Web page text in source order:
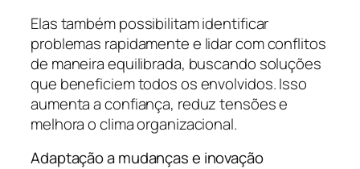
Elas também possibilitam identificar
problemas rapidamente e lidar com conflitos
de maneira equilibrada, buscando soluções
que beneficiem todos os envolvidos. Isso
aumenta a confiança, reduz tensões e
melhora o clima organizacional.
Adaptação a mudanças e inovação